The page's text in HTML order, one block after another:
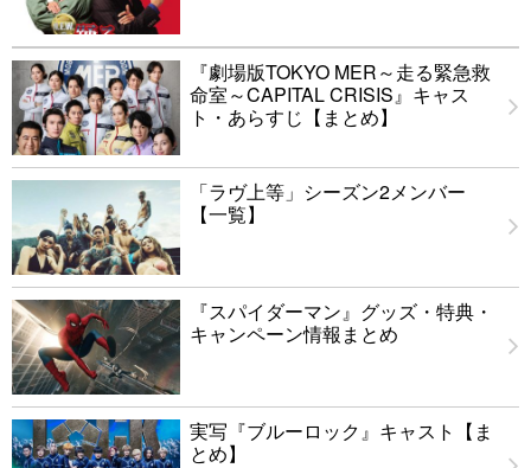
『劇場版TOKYO MER～走る緊急救
命室～CAPITAL CRISIS』キャス
ト・あらすじ【まとめ】
「ラヴ上等」シーズン2メンバー
【一覧】
『スパイダーマン』グッズ・特典・
キャンペーン情報まとめ
実写『ブルーロック』キャスト【ま
とめ】